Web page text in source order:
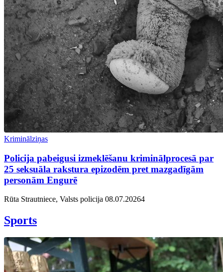
Kriminālziņas
Policija pabeigusi izmeklēšanu kriminālprocesā par
25 seksuāla rakstura epizodēm pret mazgadīgām
personām Engurē
Rūta Strautniece, Valsts policija 08.07.20264
Sports